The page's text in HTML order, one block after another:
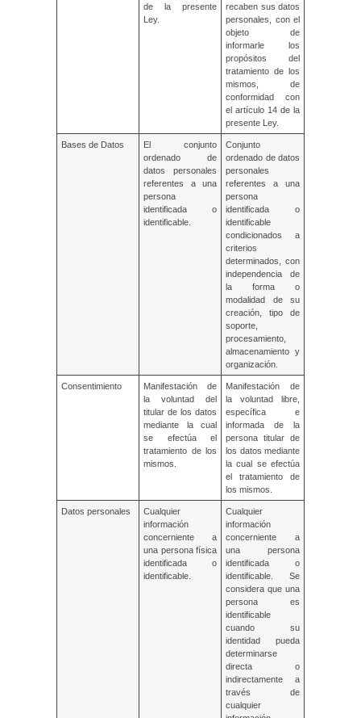
de la presente
Ley.
recaben sus datos
personales, con el
objeto de
informarle los
propósitos del
tratamiento de los
mismos, de
conformidad con
el artículo 14 de la
presente Ley.
Bases de Datos
El conjunto
ordenado de
datos personales
referentes a una
persona
identificada o
identificable.
Conjunto
ordenado de datos
personales
referentes a una
persona
identificada o
identificable
condicionados a
criterios
determinados, con
independencia de
la forma o
modalidad de su
creación, tipo de
soporte,
procesamiento,
almacenamiento y
organización.
Consentimiento
Manifestación de
la voluntad del
titular de los datos
mediante la cual
se efectúa el
tratamiento de los
mismos.
Manifestación de
la voluntad libre,
específica e
informada de la
persona titular de
los datos mediante
la cual se efectúa
el tratamiento de
los mismos.
Datos personales
Cualquier
información
concerniente a
una persona física
identificada o
identificable.
Cualquier
información
concerniente a
una persona
identificada o
identificable. Se
considera que una
persona es
identificable
cuando su
identidad pueda
determinarse
directa o
indirectamente a
través de
cualquier